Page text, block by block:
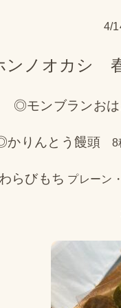
4/
ンノオカシ
◎モンブランおは
かりんとう饅頭 8
らびもち プレーン